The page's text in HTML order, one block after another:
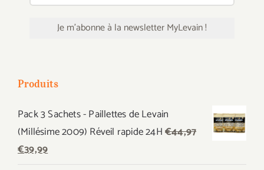
Produits
Pack 3 Sachets - Paillettes de Levain
(Millésime 2009) Réveil rapide 24H€44,97
Le
€39,99Le